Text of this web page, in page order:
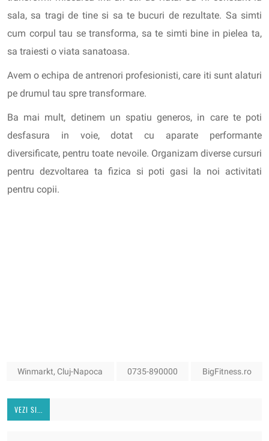
sala, sa tragi de tine si sa te bucuri de rezultate. Sa simti
cum corpul tau se transforma, sa te simti bine in pielea ta,
sa traiesti o viata sanatoasa.
Avem o echipa de antrenori profesionisti, care iti sunt alaturi
pe drumul tau spre transformare.
Ba mai mult, detinem un spatiu generos, in care te poti
desfasura in voie, dotat cu aparate performante
diversificate, pentru toate nevoile. Organizam diverse cursuri
pentru dezvoltarea ta fizica si poti gasi la noi activitati
pentru copii.
Winmarkt, Cluj-Napoca 0735-890000 BigFitness.ro
VEZI SI...